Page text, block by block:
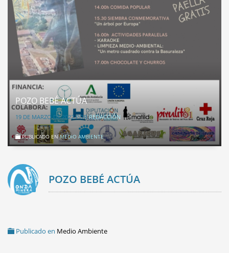
POZO BEBÉ ACTÚA
19 DE MARZO DE 2022PORREDACCIÓN
PUBLICADO ENMEDIO AMBIENTE
POZO BEBÉ ACTÚA
Publicado en Medio Ambiente